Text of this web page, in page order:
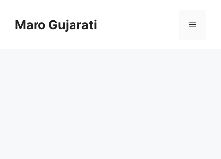
contentMaro Gujarati Menu